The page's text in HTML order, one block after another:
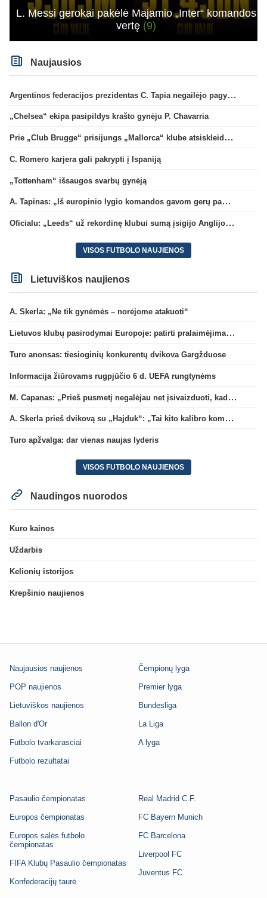
L. Messi gerokai pakėlė Majamio „Inter“ komandos
vertę (9)
Naujausios
Argentinos federacijos prezidentas C. Tapia negailėjo pagyrų G. Infantino
„Chelsea“ ekipa pasipildys krašto gynėju P. Chavarria
Prie „Club Brugge“ prisijungs „Mallorca“ klube atsiskleidęs J. Virgili
C. Romero karjera gali pakrypti į Ispaniją
„Tottenham“ išsaugos svarbų gynėją
A. Tapinas: „Iš europinio lygio komandos gavom gerų pamokų“
Oficialu: „Leeds“ už rekordinę klubui sumą įsigijo Anglijos rinktinės vartininką
VISOS FUTBOLO NAUJIENOS
Lietuviškos naujienos
A. Skerla: „Ne tik gynėmės – norėjome atakuoti“
Lietuvos klubų pasirodymai Europoje: patirti pralaimėjimai Kroatijos atstovams
Turo anonsas: tiesioginių konkurentų dvikova Gargžduose
Informacija žiūrovams rugpjūčio 6 d. UEFA rungtynėms
M. Capanas: „Prieš pusmetį negalėjau net įsivaizduoti, kad žaisime prieš „Hajduk“
A. Skerla prieš dvikovą su „Hajduk“: „Tai kito kalibro komanda“
Turo apžvalga: dar vienas naujas lyderis
VISOS FUTBOLO NAUJIENOS
Naudingos nuorodos
Kuro kainos
Uždarbis
Kelionių istorijos
Krepšinio naujienos
Naujausios naujienos
POP naujienos
Lietuviškos naujienos
Ballon d'Or
Futbolo tvarkarasciai
Futbolo rezultatai
Čempionų lyga
Premier lyga
Bundesliga
La Liga
A lyga
Pasaulio čempionatas
Europos čempionatas
Europos salės futbolo
čempionatas
FIFA Klubų Pasaulio čempionatas
Konfederacijų taurė
Real Madrid C.F.
FC Bayern Munich
FC Barcelona
Liverpool FC
Juventus FC